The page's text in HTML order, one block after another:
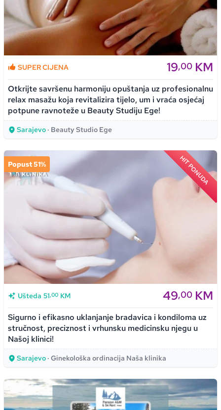
SUPER CIJENA 19,00 KM
Otkrijte savršenu harmoniju opuštanja uz profesionalnu
relax masažu koja revitalizira tijelo, um i vraća osjećaj
potpune ravnoteže u Beauty Studiju Ege!
Sarajevo · Beauty Studio Ege
HIT PONUDA
Popust 51%
Ušteda 51,00 KM 49,00 KM
Sigurno i efikasno uklanjanje bradavica i kondiloma uz
stručnost, preciznost i vrhunsku medicinsku njegu u
Našoj klinici!
Sarajevo · Ginekološka ordinacija Naša klinika